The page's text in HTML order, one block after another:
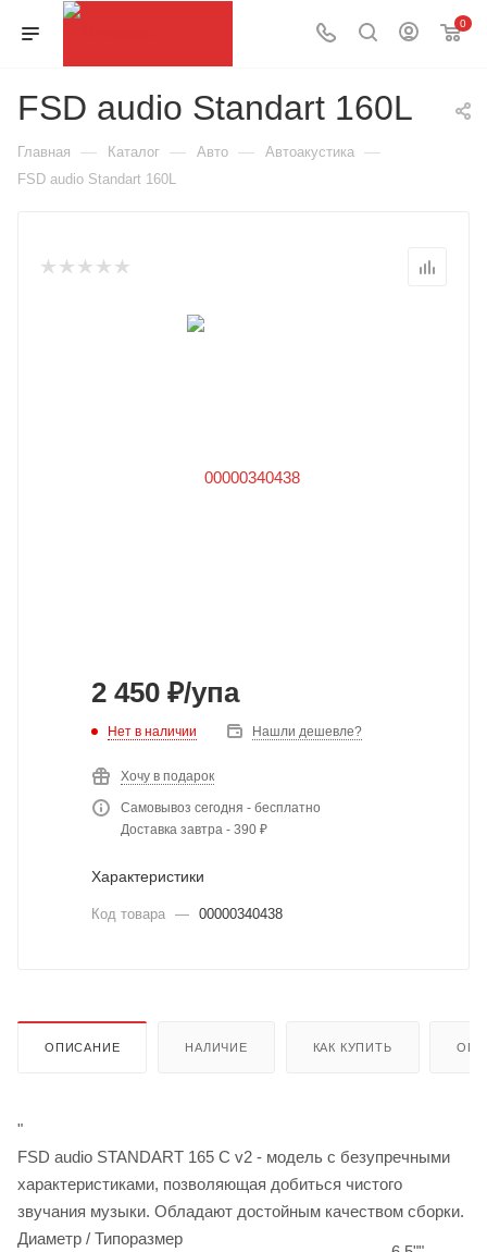
0
FSD audio Standart 160L
Главная — Каталог — Авто — Автоакустика —
FSD audio Standart 160L
2 450 ₽/упа
Нет в наличии Нашли дешевле?
Хочу в подарок
Самовывоз сегодня - бесплатно
Доставка завтра - 390 ₽
Характеристики
Код товара — 00000340438
ОПИСАНИЕ НАЛИЧИЕ КАК КУПИТЬ
"
FSD audio STANDART 165 C v2 - модель с безупречными
характеристиками, позволяющая добиться чистого
звучания музыки. Обладают достойным качеством сборки.
Диаметр / Типоразмер